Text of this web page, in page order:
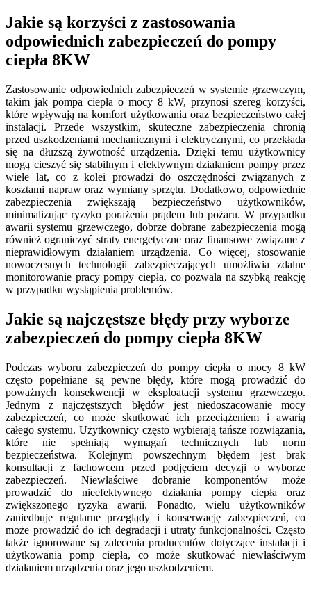
Jakie są korzyści z zastosowania
odpowiednich zabezpieczeń do pompy
ciepła 8KW
Zastosowanie odpowiednich zabezpieczeń w systemie grzewczym,
takim jak pompa ciepła o mocy 8 kW, przynosi szereg korzyści,
które wpływają na komfort użytkowania oraz bezpieczeństwo całej
instalacji. Przede wszystkim, skuteczne zabezpieczenia chronią
przed uszkodzeniami mechanicznymi i elektrycznymi, co przekłada
się na dłuższą żywotność urządzenia. Dzięki temu użytkownicy
mogą cieszyć się stabilnym i efektywnym działaniem pompy przez
wiele lat, co z kolei prowadzi do oszczędności związanych z
kosztami napraw oraz wymiany sprzętu. Dodatkowo, odpowiednie
zabezpieczenia zwiększają bezpieczeństwo użytkowników,
minimalizując ryzyko porażenia prądem lub pożaru. W przypadku
awarii systemu grzewczego, dobrze dobrane zabezpieczenia mogą
również ograniczyć straty energetyczne oraz finansowe związane z
nieprawidłowym działaniem urządzenia. Co więcej, stosowanie
nowoczesnych technologii zabezpieczających umożliwia zdalne
monitorowanie pracy pompy ciepła, co pozwala na szybką reakcję
w przypadku wystąpienia problemów.
Jakie są najczęstsze błędy przy wyborze
zabezpieczeń do pompy ciepła 8KW
Podczas wyboru zabezpieczeń do pompy ciepła o mocy 8 kW
często popełniane są pewne błędy, które mogą prowadzić do
poważnych konsekwencji w eksploatacji systemu grzewczego.
Jednym z najczęstszych błędów jest niedoszacowanie mocy
zabezpieczeń, co może skutkować ich przeciążeniem i awarią
całego systemu. Użytkownicy często wybierają tańsze rozwiązania,
które nie spełniają wymagań technicznych lub norm
bezpieczeństwa. Kolejnym powszechnym błędem jest brak
konsultacji z fachowcem przed podjęciem decyzji o wyborze
zabezpieczeń. Niewłaściwe dobranie komponentów może
prowadzić do nieefektywnego działania pompy ciepła oraz
zwiększonego ryzyka awarii. Ponadto, wielu użytkowników
zaniedbuje regularne przeglądy i konserwację zabezpieczeń, co
może prowadzić do ich degradacji i utraty funkcjonalności. Często
także ignorowane są zalecenia producentów dotyczące instalacji i
użytkowania pomp ciepła, co może skutkować niewłaściwym
działaniem urządzenia oraz jego uszkodzeniem.